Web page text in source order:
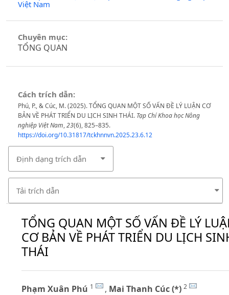
Việt Nam
Chuyên mục:
TỔNG QUAN
Cách trích dẫn:
Phú, P., & Cúc, M. (2025). TỔNG QUAN MỘT SỐ VẤN ĐỀ LÝ LUẬN CƠ
BẢN VỀ PHÁT TRIỂN DU LỊCH SINH THÁI. Tạp Chí Khoa học Nông
nghiệp Việt Nam,23(6), 825–835.
https://doi.org/10.31817/tckhnnvn.2025.23.6.12
Định dạng trích dẫn
Tải trích dẫn
TỔNG QUAN MỘT SỐ VẤN ĐỀ LÝ
CƠ BẢN VỀ PHÁT TRIỂN DU LỊCH
THÁI
Phạm Xuân Phú 1 , Mai Thanh Cúc (*) 2